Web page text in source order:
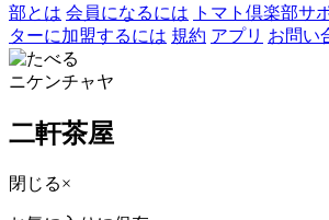
部とは 会員になるには トマト倶楽部サ
ターに加盟するには 規約 アプリ お問い
ニケンチャヤ
二軒茶屋
閉じる×